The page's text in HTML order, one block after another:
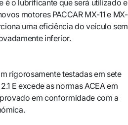
é o lubrificante que será utilizado
motores PACCAR MX-11 e
uma eficiência do veículo sem
inferior.
rigorosamente testadas em sete
E excede as normas ACEA em
em conformidade com a